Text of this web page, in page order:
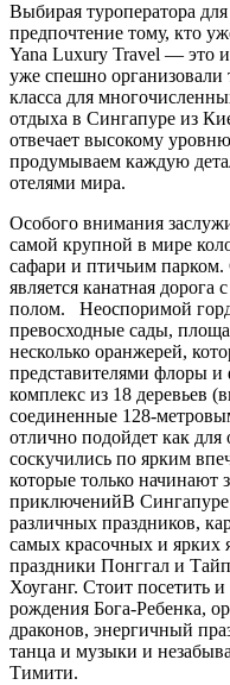
Выбирая туроператора
предпочтение тому, кто
Yana Luxury Travel — это
уже спешно организовали
класса для
отдыха в Сингапуре из
отвечает высокому
продумываем каждую
отелями мира.
Особого внимания
самой крупной в мире
сафари и птичьим парком.
является канатная
полом. Неоспоримой
превосходные сады,
несколько оранжерей,
представителями флоры
комплекс из 18 деревьев
соединенные 128-
отлично подойдет как
соскучились по ярким
которые только начинают
приключенийВ Сингапуре
различных праздников,
самых красочных и ярких
праздники Понггал и
Хоуганг. Стоит посетить
рождения Бога-Ребенка,
драконов, энергичный
танца и музыки и
Тимити.